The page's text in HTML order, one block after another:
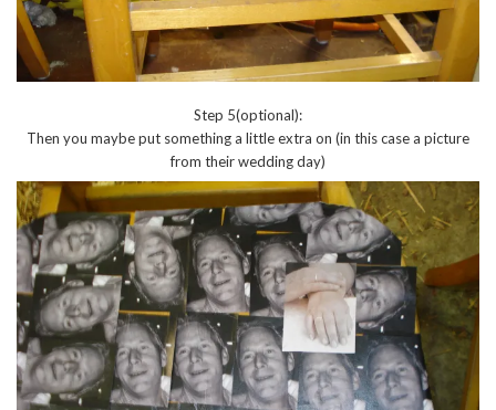
Step 5(optional):
Then you maybe put something a little extra on (in this case a picture
from their wedding day)